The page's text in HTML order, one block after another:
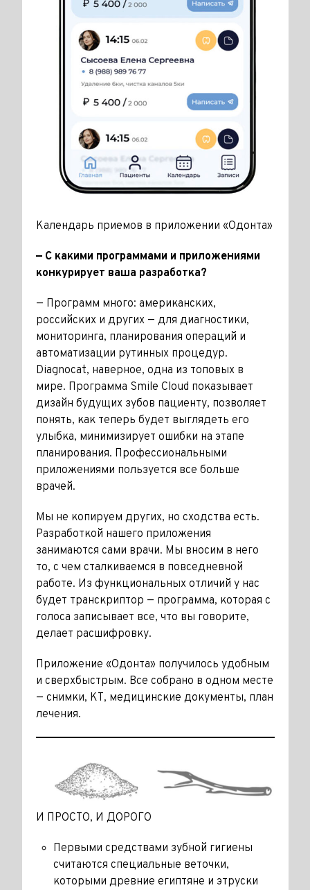
Календарь приемов в приложении «Одонта»
— С какими программами и при­ложениями
конкурирует ваша разработка?
— Программ много: американ­ских,
российских и других — для диагностики,
мониторинга, плани­рования операций и
автоматизации рутинных процедур.
Diagnocat, наверное, одна из топовых в
мире. Программа Smile Cloud показывает
дизайн будущих зубов пациенту, позволяет
понять, как теперь будет выглядеть его
улыбка, минимизирует ошибки на этапе
планирования. Профессиональными
приложениями пользуется все больше
врачей.
Мы не копируем других, но сход­ства есть.
Разработкой нашего при­ложения
занимаются сами врачи. Мы вносим в него
то, с чем стал­киваемся в повседневной
работе. Из функциональных отличий у нас
будет транскриптор — программа, которая с
голоса записывает все, что вы говорите,
делает расшиф­ровку.
Приложение «Одонта» получи­лось удобным
и сверхбыстрым. Все собрано в одном месте
— снимки, КТ, медицинские документы, план
лечения.
И ПРОСТО, И ДОРОГО
Первыми средствами зубной гигиены
считаются специальные веточки,
которыми древние египтяне и этру­ски